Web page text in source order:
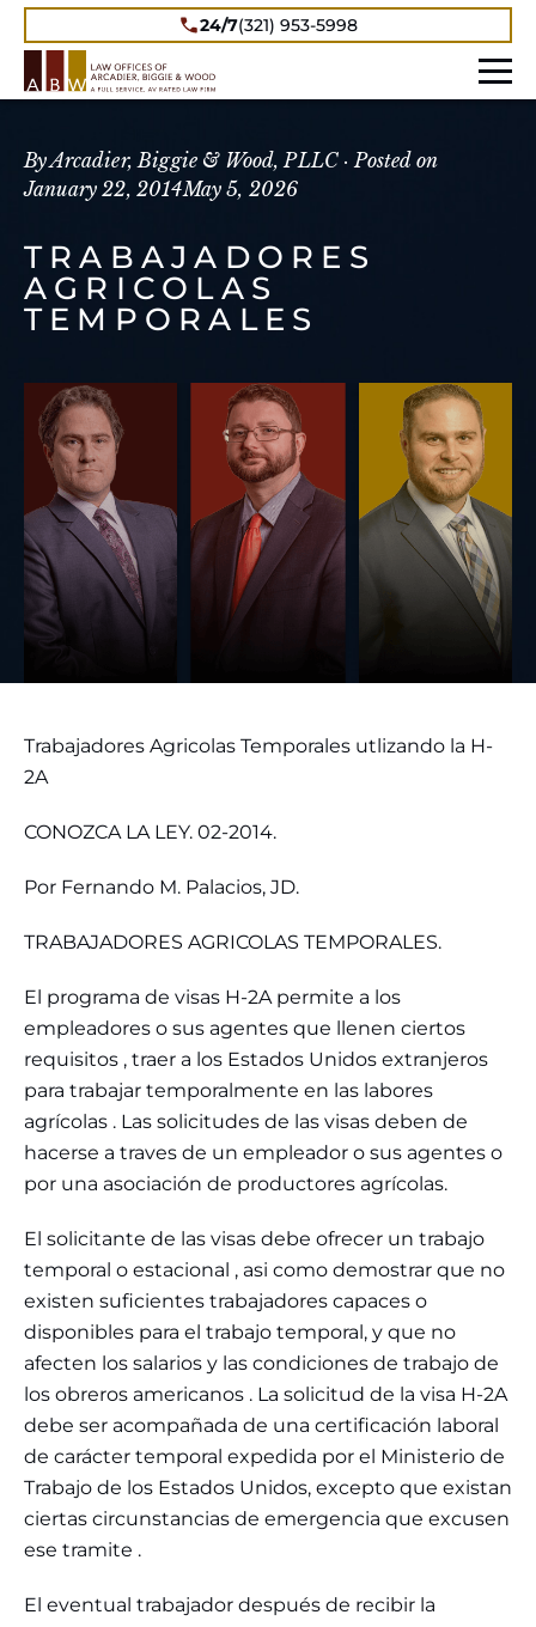
24/7(321) 953-5998
By Arcadier, Biggie & Wood, PLLC ·Posted on
January 22, 2014May 5, 2026
TRABAJADORES
AGRICOLAS
TEMPORALES
Trabajadores Agricolas Temporales utlizando la H-
2A
CONOZCA LA LEY. 02-2014.
Por Fernando M. Palacios, JD.
TRABAJADORES AGRICOLAS TEMPORALES.
El programa de visas H-2A permite a los
empleadores o sus agentes que llenen ciertos
requisitos , traer a los Estados Unidos extranjeros
para trabajar temporalmente en las labores
agrícolas . Las solicitudes de las visas deben de
hacerse a traves de un empleador o sus agentes o
por una asociación de productores agrícolas.
El solicitante de las visas debe ofrecer un trabajo
temporal o estacional , asi como demostrar que no
existen suficientes trabajadores capaces o
disponibles para el trabajo temporal, y que no
afecten los salarios y las condiciones de trabajo de
los obreros americanos . La solicitud de la visa H-2A
debe ser acompañada de una certificación laboral
de carácter temporal expedida por el Ministerio de
Trabajo de los Estados Unidos, excepto que existan
ciertas circunstancias de emergencia que excusen
ese tramite .
El eventual trabajador después de recibir la